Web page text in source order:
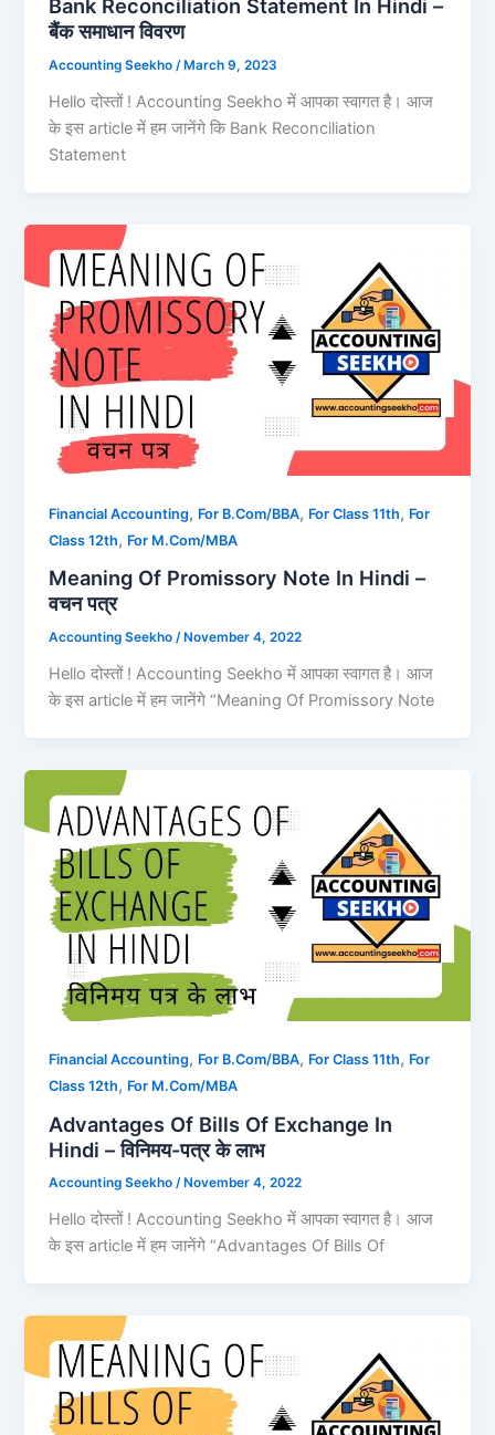
Bank Reconciliation Statement In Hindi –
बैंक समाधान विवरण
Accounting Seekho/ March 9, 2023
Hello दोस्तों ! Accounting Seekho में आपका स्वागत है। आज
के इस article में हम जानेंगे कि Bank Reconciliation
Statement
Financial Accounting, For B.Com/BBA, For Class 11th, For
Class 12th, For M.Com/MBA
Meaning Of Promissory Note In Hindi –
वचन पत्र
Accounting Seekho/ November 4, 2022
Hello दोस्तों ! Accounting Seekho में आपका स्वागत है। आज
के इस article में हम जानेंगे “Meaning Of Promissory Note
Financial Accounting, For B.Com/BBA, For Class 11th, For
Class 12th, For M.Com/MBA
Advantages Of Bills Of Exchange In
Hindi – विनिमय-पत्र के लाभ
Accounting Seekho/ November 4, 2022
Hello दोस्तों ! Accounting Seekho में आपका स्वागत है। आज
के इस article में हम जानेंगे “Advantages Of Bills Of